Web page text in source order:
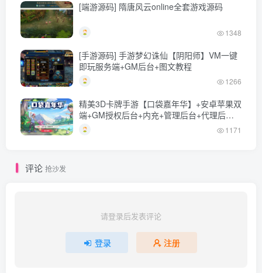
[端游源码] 隋唐风云online全套游戏源码
1348
[手游源码] 手游梦幻诛仙【阴阳师】VM一键
即玩服务端+GM后台+图文教程
1266
精美3D卡牌手游【口袋嘉年华】+安卓苹果双
端+GM授权后台+内充+管理后台+代理后台
+Linux一键全自动搭建脚本+Linux手工服务
1171
评论 抢沙发
请登录后发表评论
登录 注册